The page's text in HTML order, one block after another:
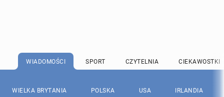
WIADOMOŚCI SPORT CZYTELNIA CIEKAWOSTKI
WIELKA BRYTANIA POLSKA USA IRLANDIA